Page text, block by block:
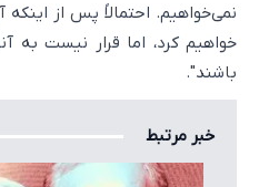
نمی‌خواهیم. احتمالاً پس از اینکه
خواهیم کرد، اما قرار نیست به
باشند".
خبر مرتبط